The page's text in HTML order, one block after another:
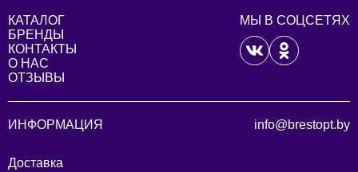
КАТАЛОГ
БРЕНДЫ
КОНТАКТЫ
О НАС
ОТЗЫВЫ
МЫ В СОЦСЕТЯХ
ИНФОРМАЦИЯ
Доставка
info@brestopt.by